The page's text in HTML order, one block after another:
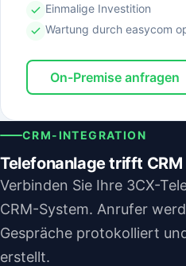
Einmalige Investition
Wartung durch easycom
On-Premise anfragen
CRM-INTEGRATION
Telefonanlage trifft CRM
Verbinden Sie Ihre 3CX-
CRM-System. Anrufer
Gespräche protokolliert
erstellt.